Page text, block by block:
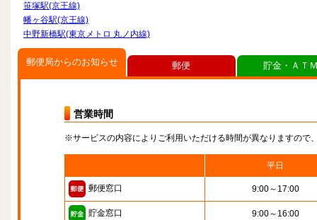
笹塚駅(京王線)
幡ヶ谷駅(京王線)
中野新橋駅(東京メトロ 丸ノ内線)
郵便局からのお知らせ
営業時間
※サービスの内容によりご利用いただける時間が異なりますので
平日
郵便窓口 9:00～17:00
貯金窓口 9:00～16:00
郵便 貯金・ＡＴ